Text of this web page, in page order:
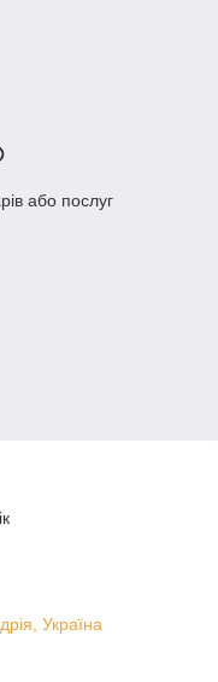
або послуг
Україна